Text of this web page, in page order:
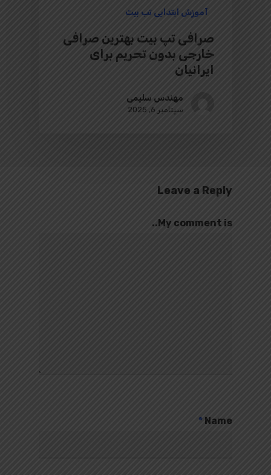
آموزش ابتدایی تب بیت
صرافی تپ بیت بهترین صرافی
خارجی بدون تحریم برای
ایرانیان
مهندس سلیمی
سپتامبر 6, 2025
Leave a Reply
My comment is..
Name
*